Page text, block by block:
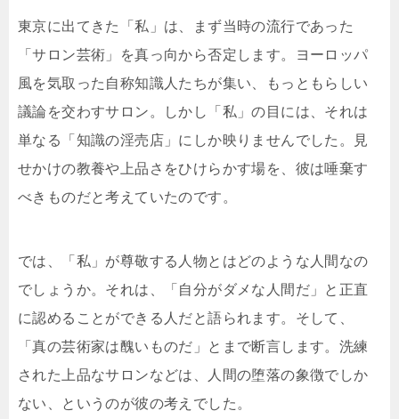
東京に出てきた「私」は、まず当時の流行であった
「サロン芸術」を真っ向から否定します。ヨーロッパ
風を気取った自称知識人たちが集い、もっともらしい
議論を交わすサロン。しかし「私」の目には、それは
単なる「知識の淫売店」にしか映りませんでした。見
せかけの教養や上品さをひけらかす場を、彼は唾棄す
べきものだと考えていたのです。
では、「私」が尊敬する人物とはどのような人間なの
でしょうか。それは、「自分がダメな人間だ」と正直
に認めることができる人だと語られます。そして、
「真の芸術家は醜いものだ」とまで断言します。洗練
された上品なサロンなどは、人間の堕落の象徴でしか
ない、というのが彼の考えでした。